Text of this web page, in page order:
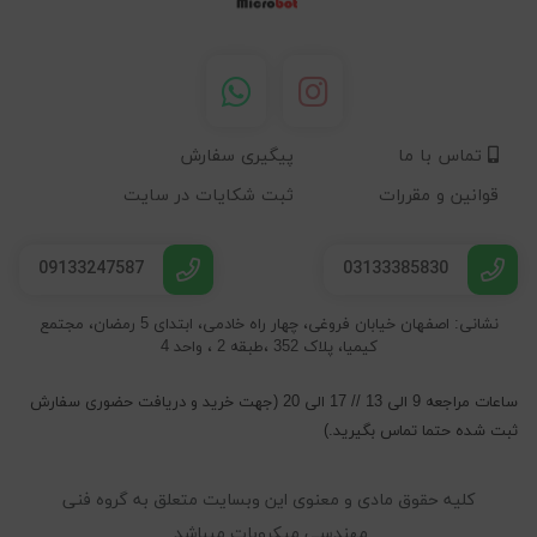
تماس با ما
پیگیری سفارش
قوانین و مقررات
ثبت شکایات در سایت
03133385830
09133247587
نشانی: اصفهان خیابان فروغی، چهار راه خادمی، ابتدای 5 رمضان، مجتمع
کیمیا، پلاک 352 ،طبقه 2 ، واحد 4
ساعات مراجعه 9 الی 13 // 17 الی 20 (جهت خرید و دریافت حضوری سفارش
ثبت شده حتما تماس بگیرید.)
کلیه حقوق مادی و معنوی این وبسایت متعلق به گروه فنی